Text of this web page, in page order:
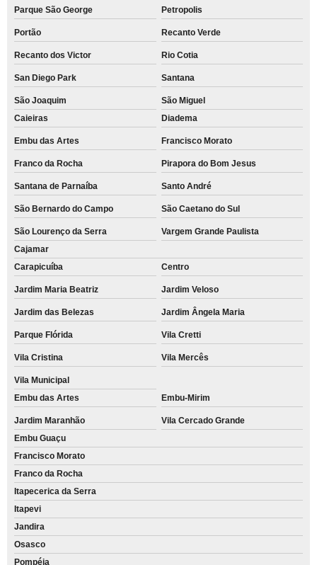
Parque São George Petropolis
Portão Recanto Verde
Recanto dos Victor Rio Cotia
San Diego Park Santana
São Joaquim
São Miguel
Caieiras
Diadema
Embu das Artes Francisco Morato
Franco da Rocha Pirapora do Bom Jesus
Santana de Parnaíba Santo André
São Bernardo do Campo São Caetano do Sul
São Lourenço da Serra
Vargem Grande Paulista
Cajamar
Carapicuíba
Centro
Jardim Maria Beatriz Jardim Veloso
Jardim das Belezas Jardim Ângela Maria
Parque Flórida Vila Cretti
Vila Cristina Vila Mercês
Vila Municipal
Embu das Artes
Embu-Mirim
Jardim Maranhão
Vila Cercado Grande
Embu Guaçu
Francisco Morato
Franco da Rocha
Itapecerica da Serra
Itapevi
Jandira
Osasco
Pompéia